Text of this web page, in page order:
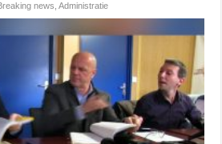
news ,Administratie